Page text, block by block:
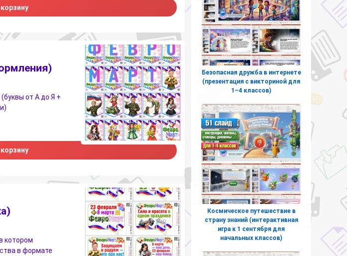
корзину
от А до Я +
корзину
котором
в формате
Безопасная дружба в интернете
(презентация с викториной для
1–4 классов)
Космическое путешествие в
страну знаний (интерактивная
игра к 1 сентября для
начальных классов)